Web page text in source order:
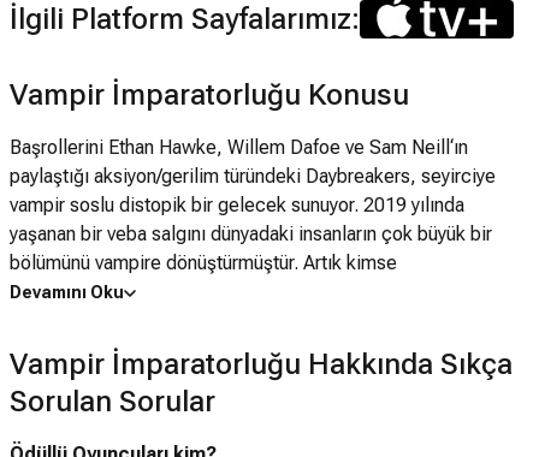
İlgili Platform Sayfalarımız:
Vampir İmparatorluğu Konusu
Başrollerini Ethan Hawke, Willem Dafoe ve Sam Neill‘ın
paylaştığı aksiyon/gerilim türündeki Daybreakers, seyirciye
vampir soslu distopik bir gelecek sunuyor. 2019 yılında
yaşanan bir veba salgını dünyadaki insanların çok büyük bir
bölümünü vampire dönüştürmüştür. Artık kimse
yaşlanmamaktadır. Fakat ortada büyük bir sorun vardır; sayıları
sağlayamamaktadır. Bu sırada insanlardan oluşan bir direniş
gücü de vampirleri tekrar insana dönüştürmek için bir tedavi
aramaktadır. Direnişçiler bunun için üst düzey bir vampir olan
hematolog Edward Dalton’ı (Ethan Hawke) kaçırırlar.
Devamını Oku
Vampir İmparatorluğu Hakkında Sıkça
Sorulan Sorular